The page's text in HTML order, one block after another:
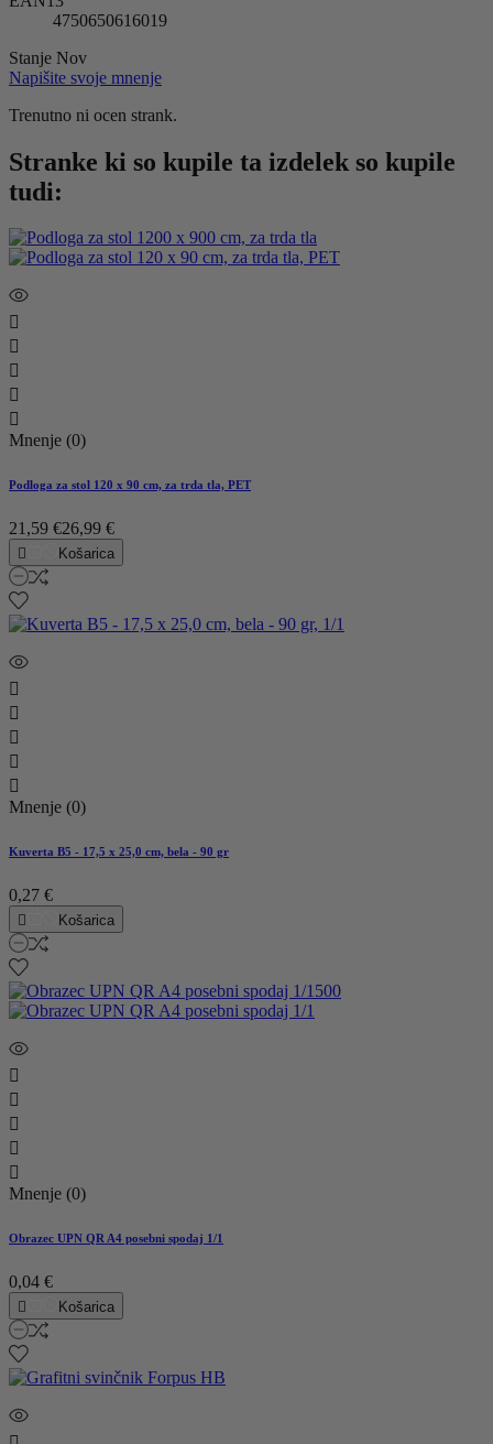
4750650616019
Stanje Nov
Napišite svoje mnenje
Trenutno ni ocen strank.
Stranke ki so kupile ta izdelek so kupile
tudi:





Mnenje (0)
Podloga za stol 120 x 90 cm, za trda tla, PET
21,59 €26,99 €
 Košarica





Mnenje (0)
Kuverta B5 - 17,5 x 25,0 cm, bela - 90 gr
0,27 €
 Košarica





Mnenje (0)
Obrazec UPN QR A4 posebni spodaj 1/1
0,04 €
 Košarica